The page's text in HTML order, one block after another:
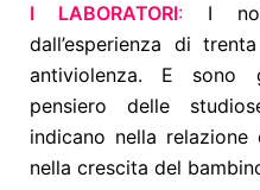
I LABORATORI: I
dall’esperienza di
antiviolenza. E sono
pensiero delle
indicano nella relazione
nella crescita del